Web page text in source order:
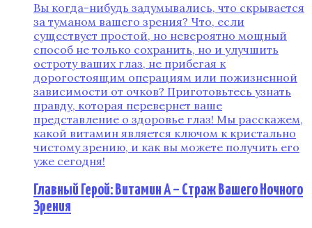
Вы когда-нибудь задумывались, что скрывается
за туманом вашего зрения? Что, если
существует простой, но невероятно мощный
способ не только сохранить, но и улучшить
остроту ваших глаз, не прибегая к
дорогостоящим операциям или пожизненной
зависимости от очков? Приготовьтесь узнать
правду, которая перевернет ваше
представление о здоровье глаз! Мы расскажем,
какой витамин является ключом к кристально
чистому зрению, и как вы можете получить его
уже сегодня!
Главный Герой: Витамин А – Страж Вашего Ночного
Зрения